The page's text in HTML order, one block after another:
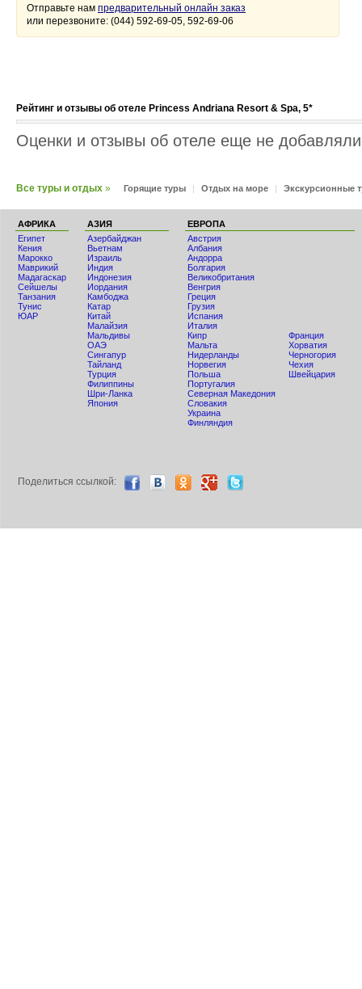
Отправьте нам предварительный онлайн заказ
или перезвоните: (044) 592-69-05, 592-69-06
Рейтинг и отзывы об отеле Princess Andriana Resort & Spa, 5*
Оценки и отзывы об отеле еще не
Все туры и отдых » Горящие туры | Отдых на море | Экскурсионные
АФРИКА
Египет
Кения
Мaрокко
Маврикий
Мадагаскар
Сейшелы
Танзания
Тунис
ЮАР
АЗИЯ
Азербайджан
Вьетнам
Израиль
Индия
Индонезия
Иордания
Камбоджа
Катар
Китай
Малайзия
Мальдивы
ОАЭ
Сингапур
Тайланд
Турция
Филиппины
Шри-Ланка
Япония
ЕВРОПА
Австрия
Албания
Андорра
Болгария
Великобритания
Венгрия
Греция
Грузия
Испания
Италия
Кипр
Мальта
Нидерланды
Норвегия
Польша
Португалия
Северная Македония
Словакия
Украина
Финляндия
Франция
Хорватия
Черногория
Чехия
Швейцария
Поделиться ccылкой: